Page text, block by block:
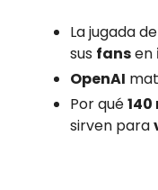
La jugada de
sus fansen
OpenAI
Por qué
sirven para